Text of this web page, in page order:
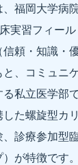
福岡大学病
実習フィー
頼・知識・
、コミュニ
私立医学部
た螺旋型カ
診療参加型
）が特徴です